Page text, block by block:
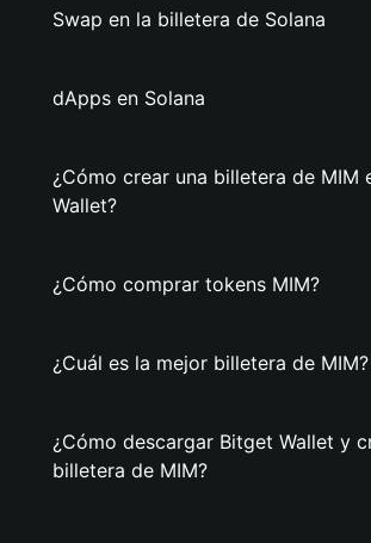
Swap en la billetera de Solana
dApps en Solana
¿Cómo crear una billetera de MIM
Wallet?
¿Cómo comprar tokens MIM?
¿Cuál es la mejor billetera de MIM?
¿Cómo descargar Bitget Wallet y
billetera de MIM?